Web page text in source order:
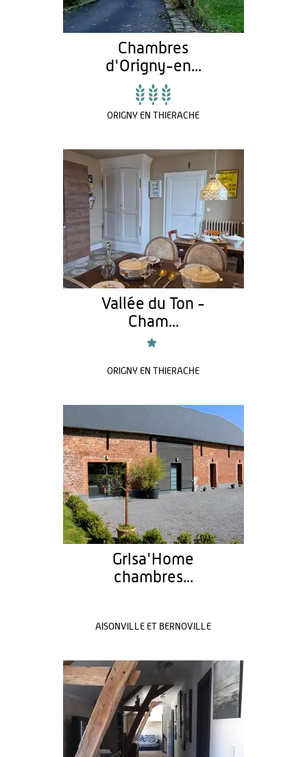
Chambres
d'Origny-en...
ORIGNY EN THIERACHE
Vallée du Ton -
Cham...
ORIGNY EN THIERACHE
GrIsa'Home
chambres...
AISONVILLE ET BERNOVILLE